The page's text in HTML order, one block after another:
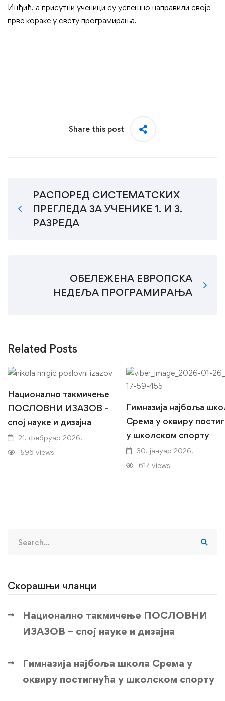
Инђић, а присутни ученици су успешно направили своје
прве кораке у свету програмирања.
Share this post
РАСПОРЕД СИСТЕМАТСКИХ
ПРЕГЛЕДА ЗА УЧЕНИКЕ 1. И 3.
РАЗРЕДА
ОБЕЛЕЖЕНА ЕВРОПСКА
НЕДЕЉА ПРОГРАМИРАЊА
Related Posts
Национално такмичење
ПОСЛОВНИ ИЗАЗОВ –
спој науке и дизајна
21. фебруар 2026.
596 views
Гимназија најбоља
Срема у оквиру
у школском спорту
30. јануар 2026.
617 views
for:
Скорашњи чланци
Национално такмичење ПОСЛОВНИ
ИЗАЗОВ – спој науке и дизајна
Гимназија најбоља школа Срема у
оквиру постигнућа у школском спорту